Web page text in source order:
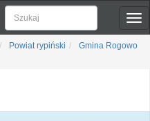
Powiat rypiński
Gmina Rogowo